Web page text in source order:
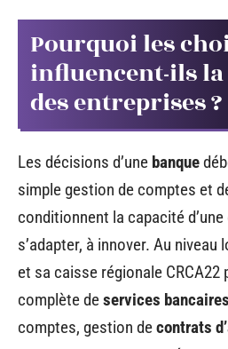
Pourquoi les
influencent-ils
des entreprises ?
Les décisions d’une banque
simple gestion de comptes et
conditionnent la capacité
s’adapter, à innover. Au niveau
et sa caisse régionale
complète deservices bancaires
comptes, gestion decontrats